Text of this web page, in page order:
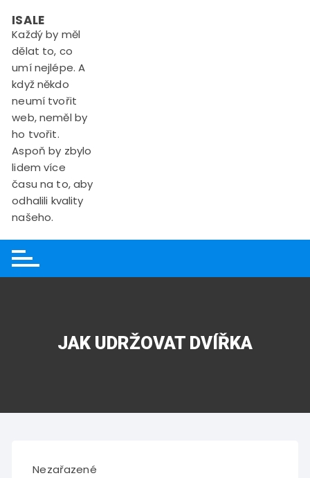
content
ISALE
Každý by měl
dělat to, co
umí nejlépe. A
když někdo
neumí tvořit
web, neměl by
ho tvořit.
Aspoň by zbylo
lidem více
času na to, aby
odhalili kvality
našeho.
JAK UDRŽOVAT DVÍŘKA
Nezařazené